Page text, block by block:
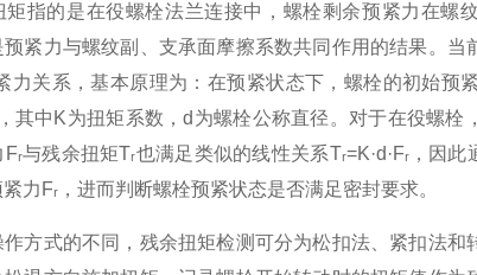
矩指的是在役螺栓法兰连接中，螺栓剩余预紧力在螺
紧力与螺纹副、支承面摩擦系数共同作用的结果。当
力关系，基本原理为：在预紧状态下，螺栓的初始预
，其中K为扭矩系数，d为螺栓公称直径。对于在役螺栓
与残余扭矩Tᵣ也满足类似的线性关系Tᵣ=K·d·Fᵣ，因
力Fᵣ，进而判断螺栓预紧状态是否满足密封要求。
方式的不同，残余扭矩检测可分为松扣法、紧扣法和